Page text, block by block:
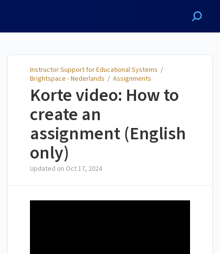
Instructor Support for Educational Systems /
Brightspace - Nederlands / Assignments
Korte video: How to
create an
assignment (English
only)
Updated on Oct 17, 2024